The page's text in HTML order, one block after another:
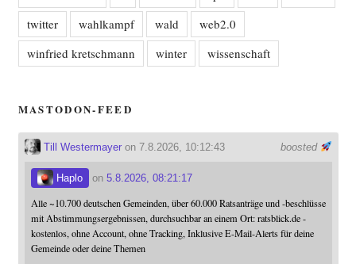
twitter
wahlkampf wald
web2.0
winfried kretschmann
winter wissenschaft
MASTODON-FEED
boosted
Till Westermayeron 7.8.2026, 10:12:43
Haplo on 5.8.2026, 08:21:17
Alle ~10.700 deutschen Gemeinden, über 60.000 Ratsanträge und -beschlüsse
mit Abstimmungsergebnissen, durchsuchbar an einem Ort: ratsblick.de -
kostenlos, ohne Account, ohne Tracking, Inklusive E-Mail-Alerts für deine
Gemeinde oder deine Themen